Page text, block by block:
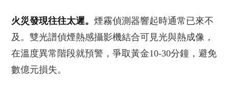
火災發現往往太遲。煙霧偵測器響起時通常已來不
及。雙光譜偵煙熱感攝影機結合可見光與熱成像，
在溫度異常階段就預警，爭取黃金10-30分鐘，避免
數億元損失。